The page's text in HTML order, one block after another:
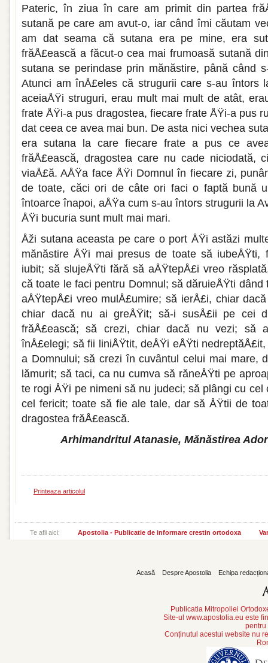
Pateric, în ziua în care am primit din partea
sutană pe care am avut-o, iar când îmi căutam
am dat sea­ma că sutana era pe mine, era
frăÅ£ească a făcut-o cea mai frumoasă sutană
sutana se perin­dase prin mănăstire, până când
Atunci am înÅ£eles că strugurii care s-au întors
aceiaÅŸi struguri, erau mult mai mult de atât,
frate ÅŸi-a pus dragostea, fiecare frate ÅŸi-a pus
dat ceea ce avea mai bun. De asta nici vechea
era sutana la care fiecare frate a pus ce
frăÅ£ească, dragos­tea care nu cade niciodată,
viaÅ£ă. AÅŸa face ÅŸi Domnul în fiecare zi,
de toate, căci ori de câte ori faci o faptă bună
întoarce înapoi, aÅŸa cum s-au întors strugu­rii la
ÅŸi bucuria sunt mult mai mari.
Åži sutana aceasta pe care o port ÅŸi astăzi
mănăstire ÅŸi mai presus de toate să iubeÅŸti,
iubit; să slujeÅŸti fără să aÅŸtepÅ£i vreo
că toate le faci pentru Domnul; să dăruieÅŸti
aÅŸtepÅ£i vreo mulÅ£umire; să ierÅ£i, chiar
chiar dacă nu ai greÅŸit; să-i susÅ£ii pe cei
frăÅ£ească; să crezi, chiar dacă nu vezi; să
înÅ£elegi; să fii liniÅŸtit, deÅŸi eÅŸti
a Domnului; să crezi în cuvântul celui mai mare,
lămurit; să taci, ca nu cumva să răneÅŸti pe
te rogi ÅŸi pe nimeni să nu judeci; să plângi cu cel
cel feri­cit; toate să fie ale tale, dar să ÅŸtii de
dragostea frăÅ£ească.
Arhimandritul Atanasie, Mănăstirea
Printeaza articolul
Te afli aici: Apostolia - Publicatie de informare crestin ortodoxa
Acasă Despre Apostolia Echipa
Publicatia Mitropoliei
Site-ul www.apostolia.eu este
pentru
Conținutul acestui website nu